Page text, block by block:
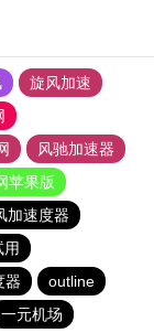
旋风加速
风驰加速器
苹果版
加速度器
器
outline
一元机场